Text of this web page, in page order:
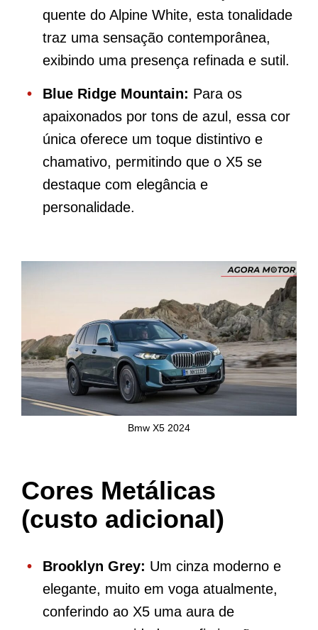
quente do Alpine White, esta tonalidade
traz uma sensação contemporânea,
exibindo uma presença refinada e sutil.
Blue Ridge Mountain: Para os
apaixonados por tons de azul, essa cor
única oferece um toque distintivo e
chamativo, permitindo que o X5 se
destaque com elegância e
personalidade.
Bmw X5 2024
Cores Metálicas
(custo adicional)
Brooklyn Grey: Um cinza moderno e
elegante, muito em voga atualmente,
conferindo ao X5 uma aura de